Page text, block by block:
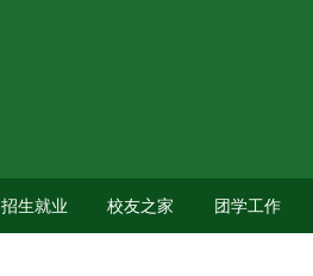
招生就业 校友之家 团学工作